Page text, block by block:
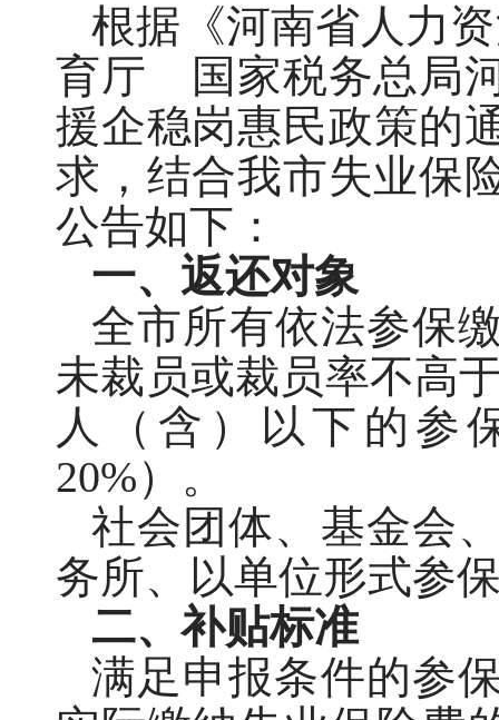
根据《河南省人力
育厅 国家税务总局
援企稳岗惠民政策的
求，结合我市失业保
公告如下：
一、返还对象
全市所有依法参保
未裁员或裁员率不高
人（含）以下的参
20%）。
社会团体、基金会
务所、以单位形式参
二、补贴标准
满足申报条件的参